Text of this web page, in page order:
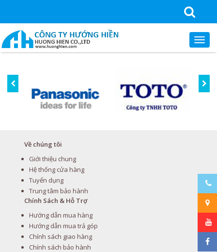
Về chúng tôi
Giới thiệu chung
Hệ thống cửa hàng
Tuyển dụng
Trung tâm bảo hành
Chính Sách & Hỗ Trợ
Hướng dẫn mua hàng
Hướng dẫn mua trả góp
Chính sách giao hàng
Chính sách bảo hành